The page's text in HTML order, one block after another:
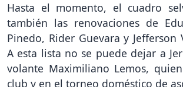
Hasta el momento, el cuadro
también las renovaciones de
Pinedo, Rider Guevara y Jefferson
A esta lista no se puede dejar a
volante Maximiliano Lemos,
club y en el torneo doméstico de